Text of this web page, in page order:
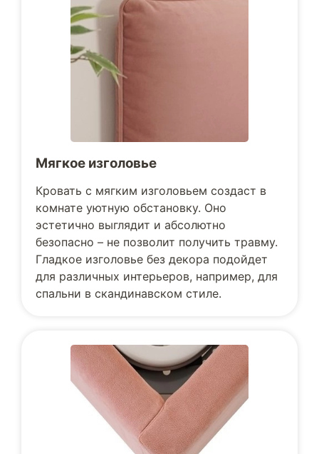
Мягкое изголовье
Кровать с мягким изголовьем создаст в
комнате уютную обстановку. Оно
эстетично выглядит и абсолютно
безопасно – не позволит получить травму.
Гладкое изголовье без декора подойдет
для различных интерьеров, например, для
спальни в скандинавском стиле.